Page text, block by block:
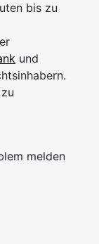
bis zu
und
melden